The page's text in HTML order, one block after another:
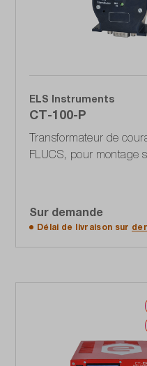
ELS Instruments
CT-100-P
Transformateur de
FLUCS, pour montage
Sur demande
Délai de livraison sur